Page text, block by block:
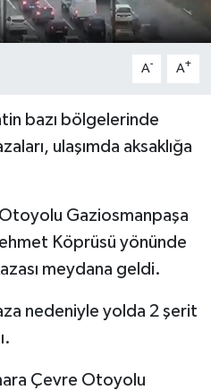
A- A+
bazı bölgelerinde
ulaşımda aksaklığa
Gaziosmanpaşa
Köprüsü yönünde
meydana geldi.
nedeniyle yolda 2 şerit
Çevre Otoyolu